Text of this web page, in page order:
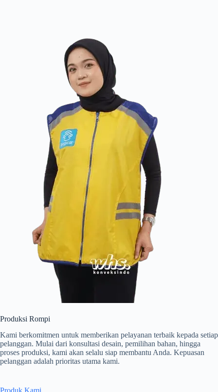
Produksi Rompi
Kami berkomitmen untuk memberikan pelayanan terbaik kepada setiap
pelanggan. Mulai dari konsultasi desain, pemilihan bahan, hingga
proses produksi, kami akan selalu siap membantu Anda. Kepuasan
pelanggan adalah prioritas utama kami.
Produk Kami